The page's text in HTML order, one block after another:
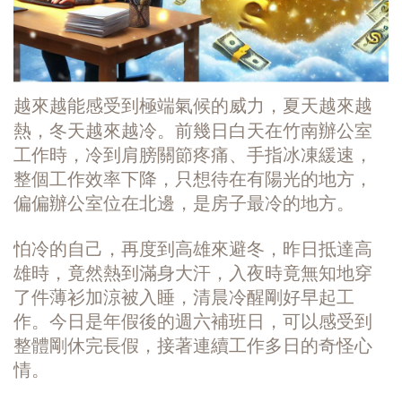
越來越能感受到極端氣候的威力，夏天越來越
熱，冬天越來越冷。前幾日白天在竹南辦公室
工作時，冷到肩膀關節疼痛、手指冰凍緩速，
整個工作效率下降，只想待在有陽光的地方，
偏偏辦公室位在北邊，是房子最冷的地方。
怕冷的自己，再度到高雄來避冬，昨日抵達高
雄時，竟然熱到滿身大汗，入夜時竟無知地穿
了件薄衫加涼被入睡，清晨冷醒剛好早起工
作。今日是年假後的週六補班日，可以感受到
整體剛休完長假，接著連續工作多日的奇怪心
情。